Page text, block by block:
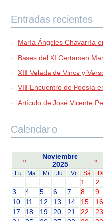
Entradas recientes
María Ángeles Chavarría
Bases del XI Certamen
XIII Velada de Vinos y
VIII Encuentro de Poesía
Artículo de José Vicente
Calendario
«
Noviembre
2025
»
Lu Ma Mi Ju Vi Sá
1
2
3
4 5 6 7 8
9
10
11 12 13 14 15
16
17
18 19 20 21 22
23